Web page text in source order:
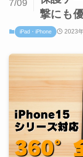
撃にも
7/09
iPad・iPhone 2023